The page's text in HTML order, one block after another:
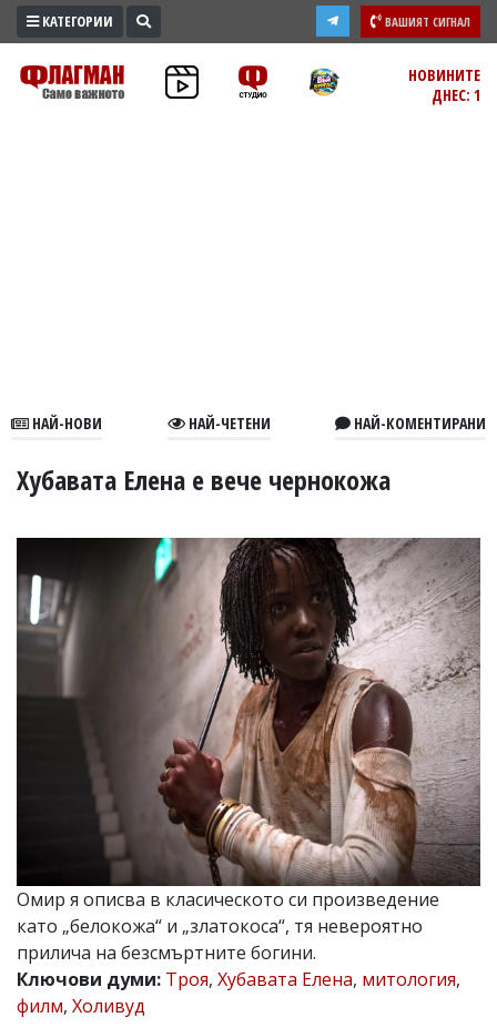
ПРОМО
ЗОНА
В
УКРАЙНА
СПОРТ
РАЗСЛЕДВАНЕ
БИЗНЕС
ЮГ
Управители:
v.vasilev@flagman.bg
k.kassabova@flagman.bg
редактор:
Колев,
email:
office@flagman.bg
Коментарите
КАТЕГОРИИ ВАШИЯТ СИГНАЛ
НОВИНИТЕ
ДНЕС: 1
НАЙ-НОВИ НАЙ-ЧЕТЕНИ НАЙ-КОМЕНТИРАНИ
Хубавата Елена е вече чернокожа
Омир я описва в класическото си произведение
като „белокожа“ и „златокоса“, тя невероятно
прилича на безсмъртните богини.
Ключови думи: Троя, Хубавата Елена, митология,
филм, Холивуд